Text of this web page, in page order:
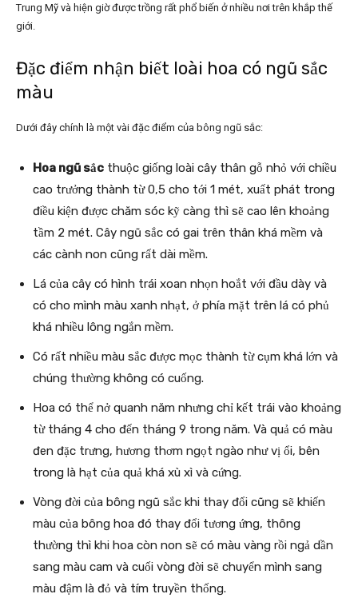
Trung Mỹ và hiện giờ được trồng rất phổ biến ở nhiều nơi trên khắp thế
giới.
Đặc điểm nhận biết loài hoa có ngũ sắc
màu
Dưới đây chính là một vài đặc điểm của bông ngũ sắc:
Hoa ngũ sắc thuộc giống loài cây thân gỗ nhỏ với chiều
cao trưởng thành từ 0,5 cho tới 1 mét, xuất phát trong
điều kiện được chăm sóc kỹ càng thì sẽ cao lên khoảng
tầm 2 mét. Cây ngũ sắc có gai trên thân khá mềm và
các cành non cũng rất dài mềm.
Lá của cây có hình trái xoan nhọn hoắt với đầu dày và
có cho mình màu xanh nhạt, ở phía mặt trên lá có phủ
khá nhiều lông ngắn mềm.
Có rất nhiều màu sắc được mọc thành từ cụm khá lớn và
chúng thường không có cuống.
Hoa có thể nở quanh năm nhưng chỉ kết trái vào khoảng
từ tháng 4 cho đến tháng 9 trong năm. Và quả có màu
đen đặc trưng, hương thơm ngọt ngào như vị ổi, bên
trong là hạt của quả khá xù xì và cứng.
Vòng đời của bông ngũ sắc khi thay đổi cũng sẽ khiến
màu của bông hoa đó thay đổi tương ứng, thông
thường thì khi hoa còn non sẽ có màu vàng rồi ngả dần
sang màu cam và cuối vòng đời sẽ chuyển mình sang
màu đậm là đỏ và tím truyền thống.